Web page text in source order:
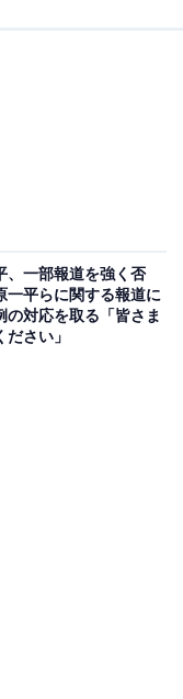
、一部報道を強く否
一平らに関する報道に
の対応を取る「皆さま
ださい」